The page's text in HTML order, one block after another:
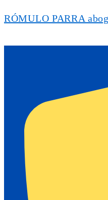
RÓMULO PARRA